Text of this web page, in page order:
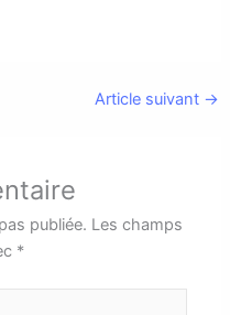
Article suivant →
publiée. Les champs
*